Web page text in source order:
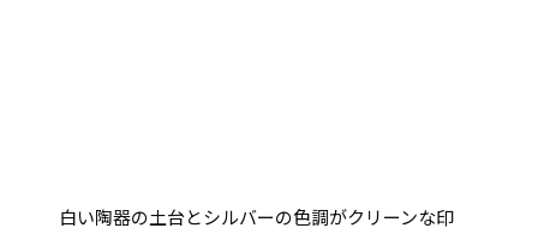
白い陶器の土台とシルバーの色調がクリーンな印